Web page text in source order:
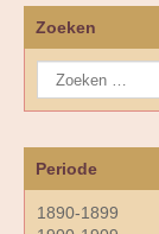
Zoeken
Periode
1890-1899